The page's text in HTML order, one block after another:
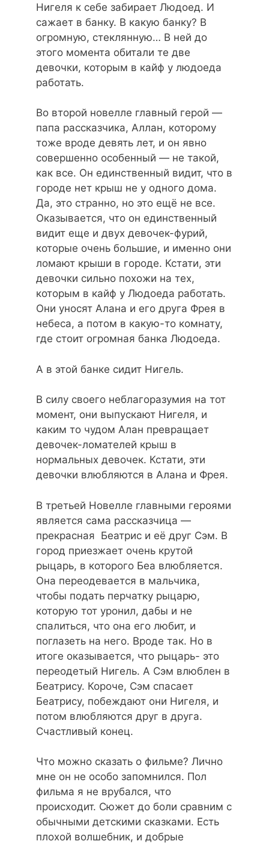
Нигеля к себе забирает Людоед. И
сажает в банку. В какую банку? В
огромную, стеклянную… В ней до
этого момента обитали те две
девочки, которым в кайф у людоеда
работать.
Во второй новелле главный герой —
папа рассказчика, Аллан, которому
тоже вроде девять лет, и он явно
совершенно особенный — не такой,
как все. Он единственный видит, что в
городе нет крыш не у одного дома.
Да, это странно, но это ещё не все.
Оказывается, что он единственный
видит еще и двух девочек-фурий,
которые очень большие, и именно они
ломают крыши в городе. Кстати, эти
девочки сильно похожи на тех,
которым в кайф у Людоеда работать.
Они уносят Алана и его друга Фрея в
небеса, а потом в какую-то комнату,
где стоит огромная банка Людоеда.
А в этой банке сидит Нигель.
В силу своего неблагоразумия на тот
момент, они выпускают Нигеля, и
каким то чудом Алан превращает
девочек-ломателей крыш в
нормальных девочек. Кстати, эти
девочки влюбляются в Алана и Фрея.
В третьей Новелле главными героями
является сама рассказчица —
прекрасная Беатрис и её друг Сэм. В
город приезжает очень крутой
рыцарь, в которого Беа влюбляется.
Она переодевается в мальчика,
чтобы подать перчатку рыцарю,
которую тот уронил, дабы и не
спалиться, что она его любит, и
поглазеть на него. Вроде так. Но в
итоге оказывается, что рыцарь- это
переодетый Нигель. А Сэм влюблен в
Беатрису. Короче, Сэм спасает
Беатрису, побеждают они Нигеля, и
потом влюбляются друг в друга.
Счастливый конец.
Что можно сказать о фильме? Лично
мне он не особо запомнился. Пол
фильма я не врубался, что
происходит. Сюжет до боли сравним с
обычными детскими сказками. Есть
плохой волшебник, и добрые